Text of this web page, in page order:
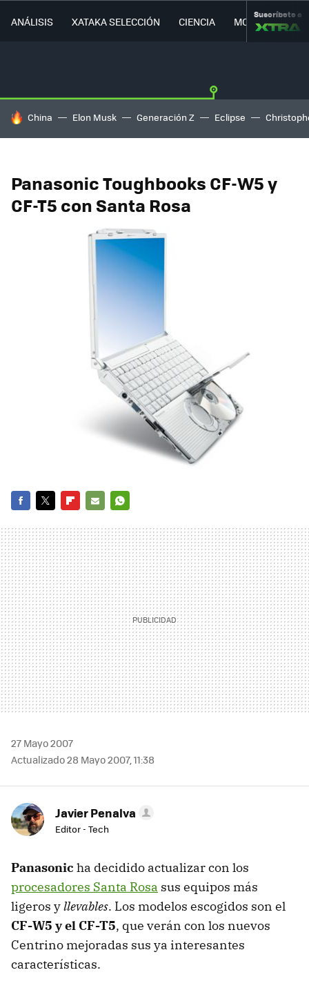
ANÁLISIS XATAKA SELECCIÓN CIENCIA MOVILIDAD
Suscríbete a
HOY SE HABLA DE
China Elon Musk Generación Z Eclipse
Panasonic Toughbooks CF-W5 y
CF-T5 con Santa Rosa
MAIL
27 Mayo 2007
Actualizado 28 Mayo 2007, 11:38
Javier Penalva
Editor - Tech
Panasonic ha decidido actualizar con los
procesadores Santa Rosa sus equipos más
ligeros yllevables. Los modelos escogidos son el
CF-W5 y el CF-T5, que verán con los nuevos
Centrino mejoradas sus ya interesantes
características.